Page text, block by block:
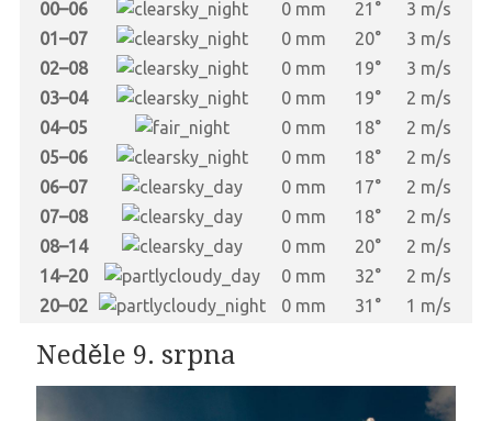
00–06
0 mm 21°
3 m/s
01–07
0 mm 20°
3 m/s
02–08
0 mm 19°
3 m/s
03–04
0 mm 19°
2 m/s
04–05
0 mm 18°
2 m/s
05–06
0 mm 18°
2 m/s
06–07
0 mm 17°
2 m/s
07–08
0 mm 18°
2 m/s
08–14
0 mm 20°
2 m/s
14–20
0 mm 32°
2 m/s
20–02
0 mm 31° 1 m/s
Neděle 9. srpna